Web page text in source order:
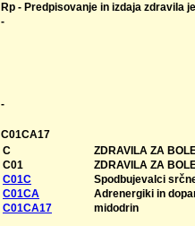
Rp - Predpisovanje in izdaja zdravila
-
-
C01CA17
C
ZDRAVILA ZA
C01
ZDRAVILA ZA
C01C
Spodbujevalci
C01CA
Adrenergiki in
C01CA17
midodrin